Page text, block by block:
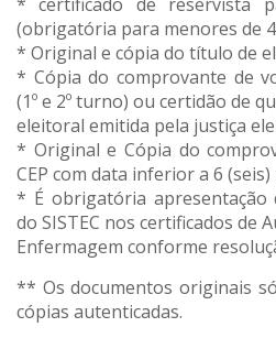
* certificado de reservista
(obrigatória para menores de
* Original e cópia do título de
* Cópia do comprovante de
(1º e 2º turno) ou certidão de
eleitoral emitida pela justiça
* Original e Cópia do
CEP com data inferior a 6 (seis)
* É obrigatória apresentação
do SISTEC nos certificados de
Enfermagem conforme
** Os documentos originais
cópias autenticadas.